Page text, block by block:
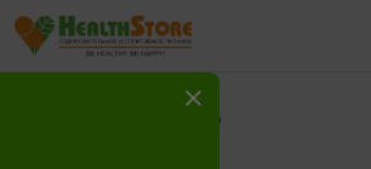
Зеленый кофе